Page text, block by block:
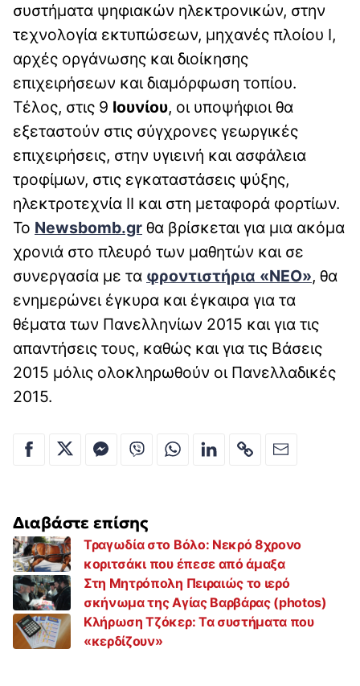
συστήματα ψηφιακών ηλεκτρονικών, στην
τεχνολογία εκτυπώσεων, μηχανές πλοίου Ι,
αρχές οργάνωσης και διοίκησης
επιχειρήσεων και διαμόρφωση τοπίου.
Τέλος, στις 9 Ιουνίου, οι υποψήφιοι θα
εξεταστούν στις σύγχρονες γεωργικές
επιχειρήσεις, στην υγιεινή και ασφάλεια
τροφίμων, στις εγκαταστάσεις ψύξης,
ηλεκτροτεχνία ΙΙ και στη μεταφορά φορτίων.
Το Newsbomb.gr θα βρίσκεται για μια ακόμα
χρονιά στο πλευρό των μαθητών και σε
συνεργασία με τα φροντιστήρια «ΝΕΟ», θα
ενημερώνει έγκυρα και έγκαιρα για τα
θέματα των Πανελληνίων 2015 και για τις
απαντήσεις τους, καθώς και για τις Βάσεις
2015 μόλις ολοκληρωθούν οι Πανελλαδικές
2015.
Διαβάστε επίσης
Τραγωδία στο Βόλο: Νεκρό 8χρονο
κοριτσάκι που έπεσε από άμαξα
Στη Μητρόπολη Πειραιώς το ιερό
σκήνωμα της Αγίας Βαρβάρας (photos)
Κλήρωση Τζόκερ: Τα συστήματα που
«κερδίζουν»